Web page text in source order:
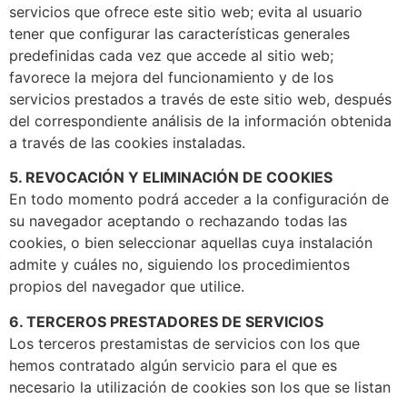
servicios que ofrece este sitio web; evita al usuario
tener que configurar las características generales
predefinidas cada vez que accede al sitio web;
favorece la mejora del funcionamiento y de los
servicios prestados a través de este sitio web, después
del correspondiente análisis de la información obtenida
a través de las cookies instaladas.
5. REVOCACIÓN Y ELIMINACIÓN DE COOKIES
En todo momento podrá acceder a la configuración de
su navegador aceptando o rechazando todas las
cookies, o bien seleccionar aquellas cuya instalación
admite y cuáles no, siguiendo los procedimientos
propios del navegador que utilice.
6. TERCEROS PRESTADORES DE SERVICIOS
Los terceros prestamistas de servicios con los que
hemos contratado algún servicio para el que es
necesario la utilización de cookies son los que se listan